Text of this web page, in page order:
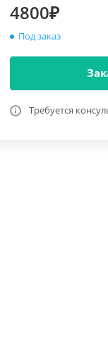
4800₽
Под заказ
Требуется